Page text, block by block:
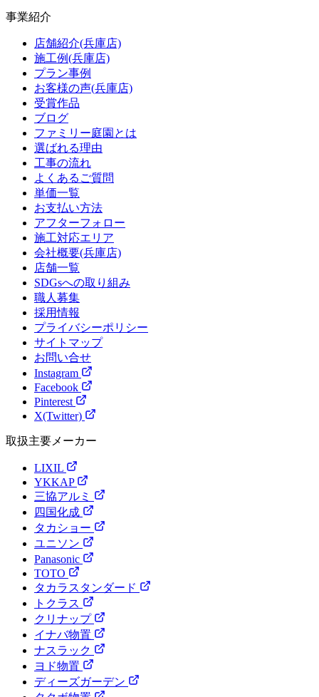
事業紹介
店舗紹介(兵庫店)
施工例(兵庫店)
プラン事例
お客様の声(兵庫店)
受賞作品
ブログ
ファミリー庭園とは
選ばれる理由
工事の流れ
よくあるご質問
単価一覧
お支払い方法
アフターフォロー
施工対応エリア
会社概要(兵庫店)
店舗一覧
SDGsへの取り組み
職人募集
採用情報
プライバシーポリシー
サイトマップ
お問い合せ
Instagram
Facebook
Pinterest
X(Twitter)
取扱主要メーカー
LIXIL
YKKAP
三協アルミ
四国化成
タカショー
ユニソン
Panasonic
TOTO
タカラスタンダード
トクラス
クリナップ
イナバ物置
ナスラック
ヨド物置
ディーズガーデン